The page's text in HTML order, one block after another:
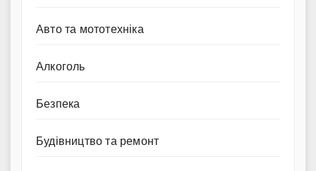
Авто та мототехніка
Алкоголь
Безпека
Будівництво та ремонт